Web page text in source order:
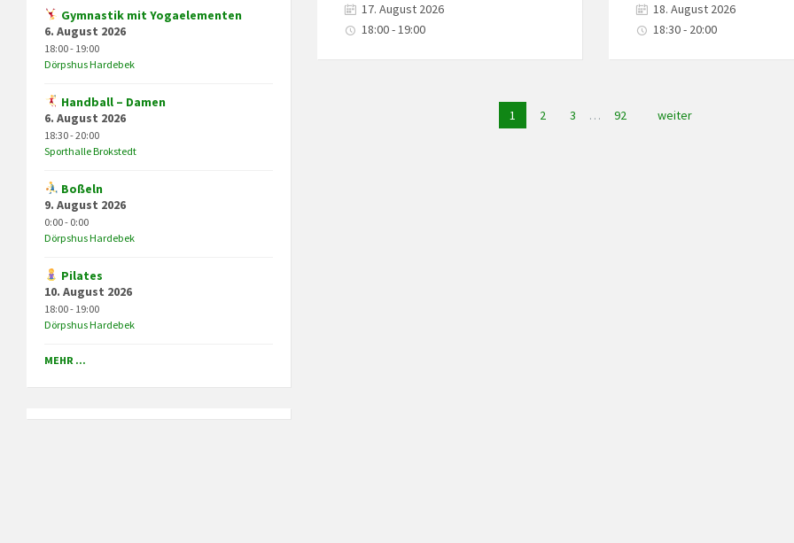
17. August 2026
18:00 - 19:00
18. August 2026
18:30 - 20:00
1 2 3 … 92 weiter
Gymnastik mit Yogaelementen
6. August 2026
18:00 - 19:00
Dörpshus Hardebek
Handball – Damen
6. August 2026
18:30 - 20:00
Sporthalle Brokstedt
Boßeln
9. August 2026
0:00 - 0:00
Dörpshus Hardebek
Pilates
10. August 2026
18:00 - 19:00
Dörpshus Hardebek
MEHR ...